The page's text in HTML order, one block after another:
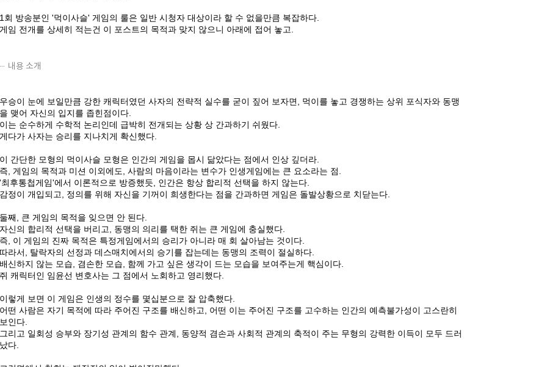
회 방송분인 '먹이사슬' 게임의 룰은 일반 시청자 대상이라 할 수 없을만큼 복잡하다.
임 전개를 상세히 적는건 이 포스트의 목적과 맞지 않으니 아래에 접어 놓고.
내용 소개
승이 눈에 보일만큼 강한 캐릭터였던 사자의 전략적 실수를 굳이 짚어 보자면, 먹이를 놓고 경쟁하는 상위 포식자와 동맹
맺어 자신의 입지를 좁힌점이다.
는 순수하게 수학적 논리인데 급박히 전개되는 상황 상 간과하기 쉬웠다.
다가 사자는 승리를 지나치게 확신했다.
간단한 모형의 먹이사슬 모형은 인간의 게임을 몹시 닮았다는 점에서 인상 깊더라.
, 게임의 목적과 미션 이외에도, 사람의 마음이라는 변수가 인생게임에는 큰 요소라는 점.
후통첩게임'에서 이론적으로 방증했듯, 인간은 항상 합리적 선택을 하지 않는다.
정이 개입되고, 정의를 위해 자신을 기꺼이 희생한다는 점을 간과하면 게임은 돌발상황으로 치닫는다.
째, 큰 게임의 목적을 잊으면 안 된다.
신의 합리적 선택을 버리고, 동맹의 의리를 택한 쥐는 큰 게임에 충실했다.
, 이 게임의 진짜 목적은 특정게임에서의 승리가 아니라 매 회 살아남는 것이다.
라서, 탈락자의 선정과 데스매치에서의 승기를 잡는데는 동맹의 조력이 절실하다.
신하지 않는 모습, 겸손한 모습, 함께 가고 싶은 생각이 드는 모습을 보여주는게 핵심이다.
캐릭터인 임윤선 변호사는 그 점에서 노회하고 영리했다.
렇게 보면 이 게임은 인생의 정수를 몇십분으로 잘 압축했다.
떤 사람은 자기 목적에 따라 주어진 구조를 배신하고, 어떤 이는 주어진 구조를 고수하는 인간의 예측불가성이 고스란히
인다.
리고 일회성 승부와 장기성 관계의 함수 관계, 동양적 겸손과 사회적 관계의 축적이 주는 무형의 강력한 이득이 모두 드러
다.